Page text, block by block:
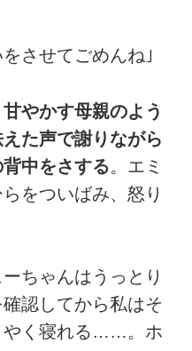
させてごめんね｣
やかす母親のよう
た声で謝りながら
中をさする。エミ
をついばみ、怒り
ちゃんはうっとり
認してから私はそ
やく寝れる……。ホ